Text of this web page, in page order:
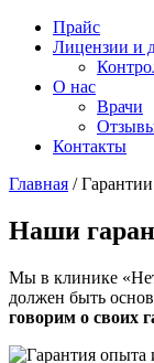
Прайс
Лицензии и
О нас
Врачи
Контакты
Главная /Гарантии
Наши
Мы в клинике «Нет
должен быть
говорим о своих